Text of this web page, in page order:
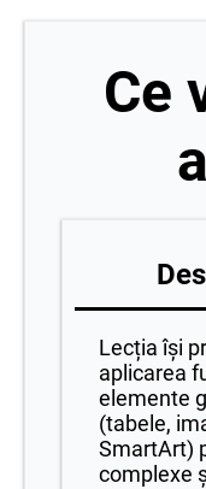
Ce
Lecția își
aplicarea
elemente
(tabele,
SmartArt)
complexe